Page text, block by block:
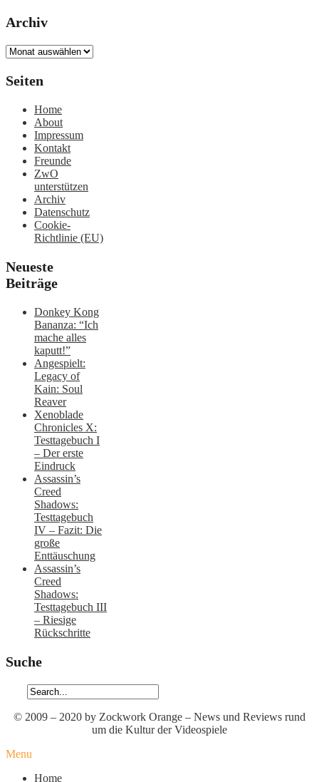
Archiv
Archiv
Seiten
Home
About
Impressum
Kontakt
Freunde
ZwO
unterstützen
Archiv
Datenschutz
Cookie-
Richtlinie (EU)
Neueste
Beiträge
Donkey Kong
Bananza: “Ich
mache alles
kaputt!”
Angespielt:
Legacy of
Kain: Soul
Reaver
Xenoblade
Chronicles X:
Testtagebuch I
– Der erste
Eindruck
Assassin’s
Creed
Shadows:
Testtagebuch
IV – Fazit: Die
große
Enttäuschung
Assassin’s
Creed
Shadows:
Testtagebuch III
– Riesige
Rückschritte
Suche
© 2009 – 2020 by Zockwork Orange – News und Reviews rund
um die Kultur der Videospiele
Menu
Home